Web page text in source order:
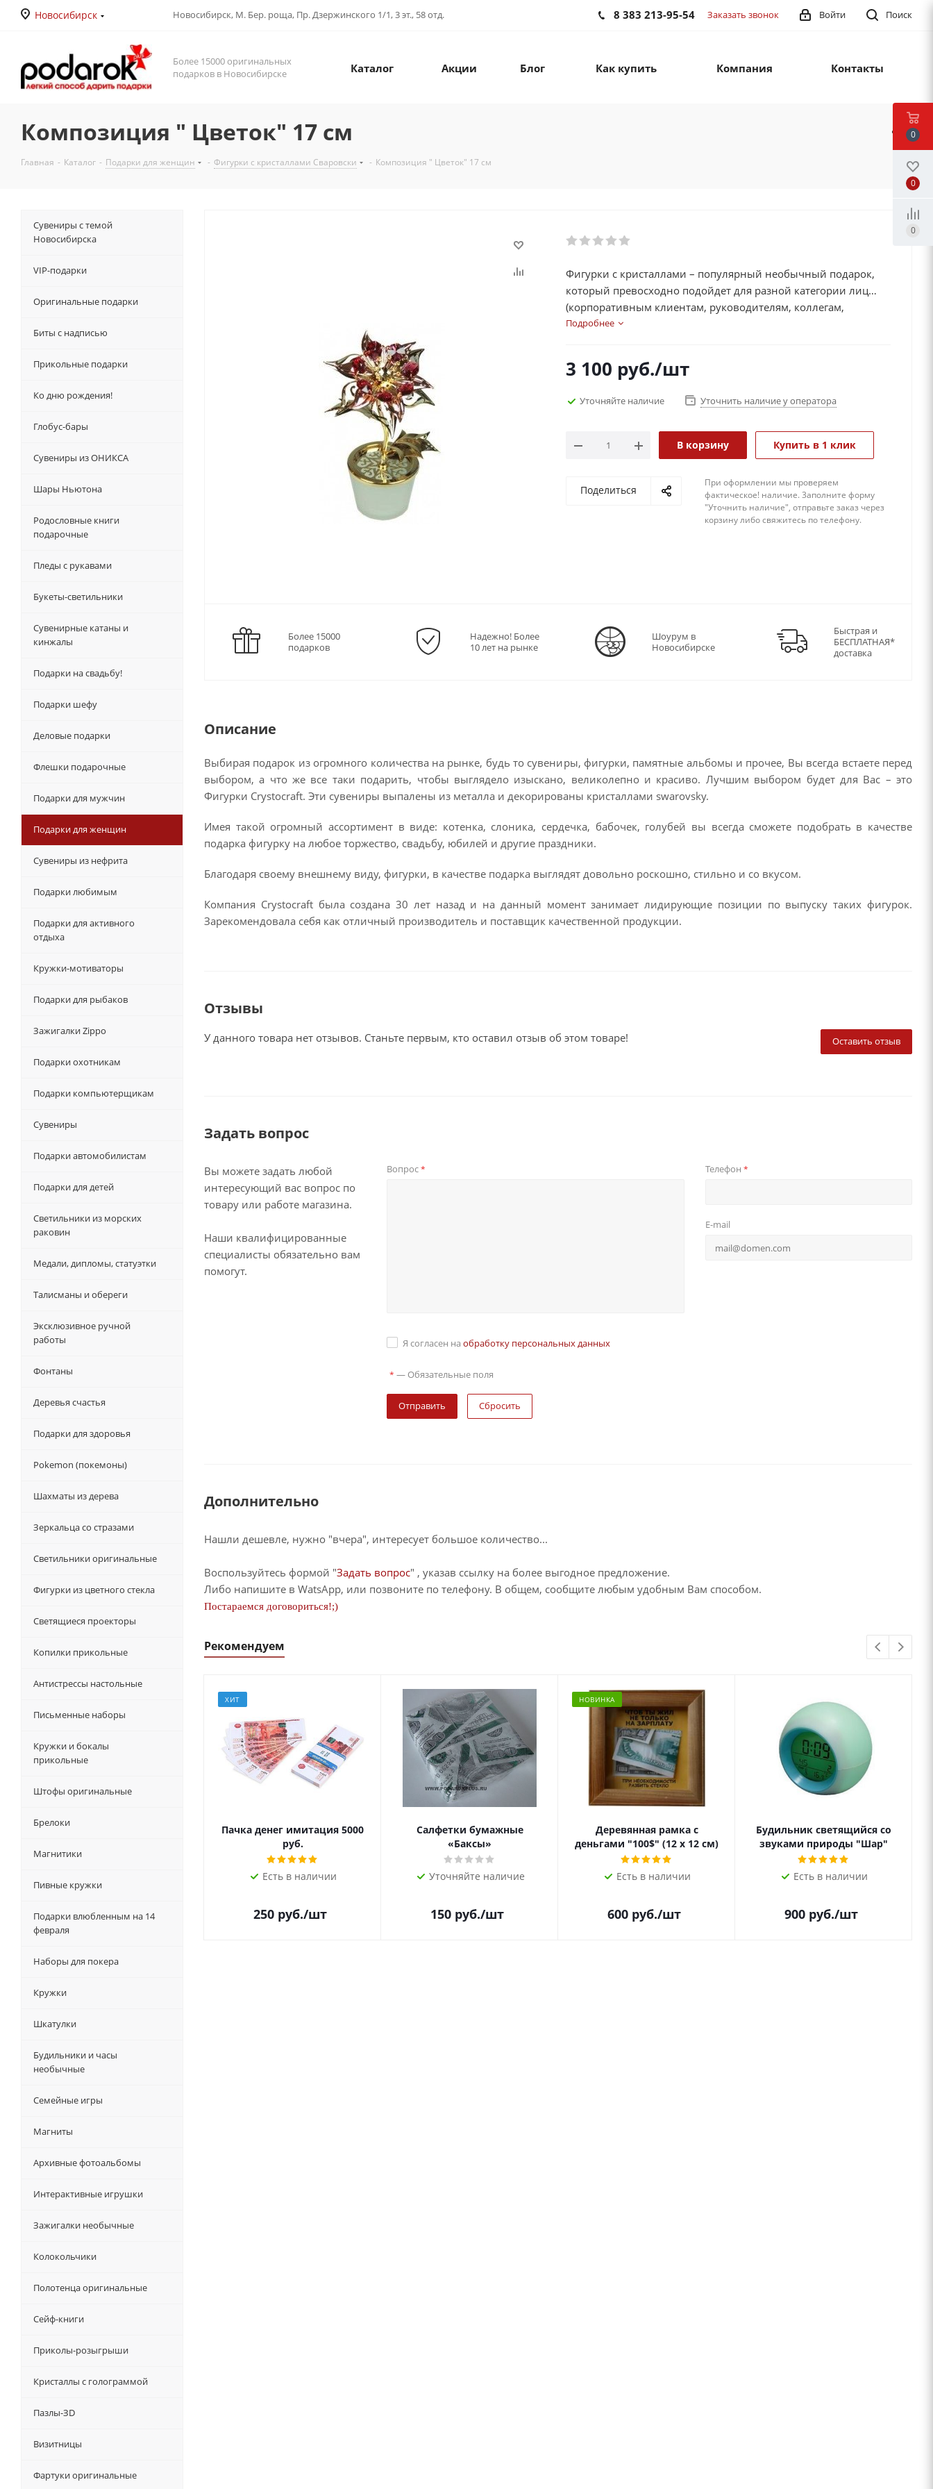
Новосибирск Новосибирск, М. Бер. роща, Пр. Дзержинского 1/1, 3 эт., 58 отд. Поиск
Войти
8 383 213-95-54 Заказать звонок
Более 15000 оригинальных
подарков в Новосибирске
Каталог Акции Блог Как купить Компания Контакты
Композиция " Цветок" 17 см
Главная - Каталог - Подарки для женщин - Фигурки с кристаллами Сваровски - Композиция " Цветок" 17 см
Фигурки с кристаллами – популярный необычный подарок,
который превосходно подойдет для разной категории лиц
(корпоративным клиентам, руководителям, коллегам,
партнерам и др.), потому как эта продукция выполнена из
композиции.
Подробнее
3 100 руб./шт
Уточняйте наличие Уточнить наличие у оператора
В корзину Купить в 1 клик
Поделиться
При оформлении мы проверяем
фактическое! наличие. 3аполните форму
"Уточнить наличие", отправьте заказ через
корзину либо свяжитесь по телефону.
Более 15000
подарков
Надежно! Более
10 лет на рынке
Шоурум в
Новосибирске
Быстрая и
БЕСПЛАТНАЯ*
доставка
Описание
Выбирая подарок из огромного количества на рынке, будь то сувениры, фигурки, памятные альбомы и прочее, Вы всегда встаете перед
выбором, а что же все таки подарить, чтобы выглядело изыскано, великолепно и красиво. Лучшим выбором будет для Вас – это
Фигурки Crystocraft. Эти сувениры выпалены из металла и декорированы кристаллами swarovsky.
Имея такой огромный ассортимент в виде: котенка, слоника, сердечка, бабочек, голубей вы всегда сможете подобрать в качестве
подарка фигурку на любое торжество, свадьбу, юбилей и другие праздники.
Благодаря своему внешнему виду, фигурки, в качестве подарка выглядят довольно роскошно, стильно и со вкусом.
Компания Crystocraft была создана 30 лет назад и на данный момент занимает лидирующие позиции по выпуску таких фигурок.
Зарекомендовала себя как отличный производитель и поставщик качественной продукции.
Отзывы
Оставить отзыв
У данного товара нет отзывов. Станьте первым, кто оставил отзыв об этом товаре!
Задать вопрос
Вы можете задать любой
интересующий вас вопрос по
товару или работе магазина.
Наши квалифицированные
специалисты обязательно вам
помогут.
Вопрос* Телефон *
E-mail
Я согласен на обработку персональных данных
* — Обязательные поля
Сбросить
Дополнительно
Нашли дешевле, нужно "вчера", интересует большое количество...
Воспользуйтесь формой "Задать вопрос" , указав ссылку на более выгодное предложение.
Либо напишите в WatsApp, или позвоните по телефону. В общем, сообщите любым удобным Вам способом.
Постараемся договориться!;)
Рекомендуем
ХИТ
Пачка денег имитация 5000
руб.
Есть в наличии
250 руб./шт
Салфетки бумажные
«Баксы»
Уточняйте наличие
150 руб./шт
НОВИНКА
Деревянная рамка с
деньгами "100$" (12 х 12 см)
Есть в наличии
600 руб./шт
Будильник светящийся со
звуками природы "Шар"
Есть в наличии
900 руб./шт
Сувениры с темой
Новосибирска
VIP-подарки
Оригинальные подарки
Биты с надписью
Прикольные подарки
Ко дню рождения!
Глобус-бары
Сувениры из ОНИКСА
Шары Ньютона
Родословные книги
подарочные
Пледы с рукавами
Букеты-светильники
Сувенирные катаны и
кинжалы
Подарки на свадьбу!
Подарки шефу
Деловые подарки
Флешки подарочные
Подарки для мужчин
Подарки для женщин
Сувениры из нефрита
Подарки любимым
Подарки для активного
отдыха
Кружки-мотиваторы
Подарки для рыбаков
Зажигалки Zippo
Подарки охотникам
Подарки компьютерщикам
Сувениры
Подарки автомобилистам
Подарки для детей
Светильники из морских
раковин
Медали, дипломы, статуэтки
Талисманы и обереги
Эксклюзивное ручной
работы
Фонтаны
Деревья счастья
Подарки для здоровья
Pokemon (покемоны)
Шахматы из дерева
Зеркальца со стразами
Светильники оригинальные
Фигурки из цветного стекла
Светящиеся проекторы
Копилки прикольные
Антистрессы настольные
Письменные наборы
Кружки и бокалы
прикольные
Штофы оригинальные
Брелоки
Магнитики
Пивные кружки
Подарки влюбленным на 14
февраля
Наборы для покера
Кружки
Шкатулки
Будильники и часы
необычные
Семейные игры
Магниты
Архивные фотоальбомы
Интерактивные игрушки
Зажигалки необычные
Колокольчики
Полотенца оригинальные
Сейф-книги
Приколы-розыгрыши
Кристаллы с голограммой
Пазлы-ЗD
Визитницы
Фартуки оригинальные
0
0
0